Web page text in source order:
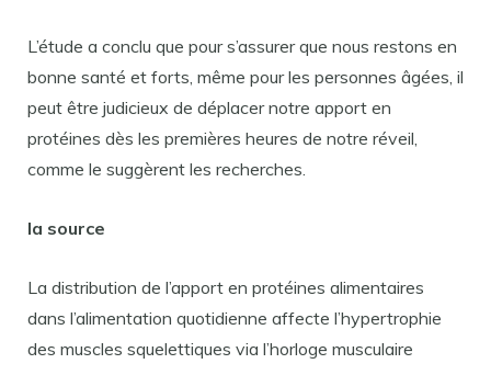
L’étude a conclu que pour s’assurer que nous restons en
bonne santé et forts, même pour les personnes âgées, il
peut être judicieux de déplacer notre apport en
protéines dès les premières heures de notre réveil,
comme le suggèrent les recherches.
la source
La distribution de l’apport en protéines alimentaires
dans l’alimentation quotidienne affecte l’hypertrophie
des muscles squelettiques via l’horloge musculaire